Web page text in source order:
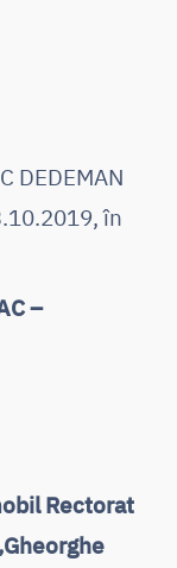
DEDEMAN
în
–
Rectorat